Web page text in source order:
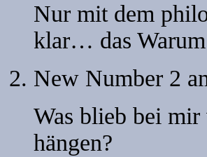
Nur mit dem
klar… das Warum
New Number 2
Was blieb bei
hängen?